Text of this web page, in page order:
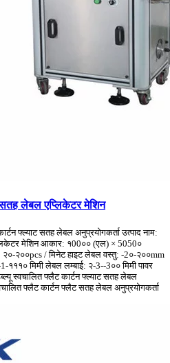
लेबल एप्लिकेटर मेशिन
फ्ल्याट सतह लेबल अनुप्रयोगकर्ता उत्पाद नाम:
मेशिन आकार: १00०० (एल) × 5050०
२००pcs / मिनेट हाइट लेबल वस्तु: -2०-२००mm
१११० मिमी लेबल लम्बाई: २-3--3०० मिमी पावर
स्वचालित फ्लैट कार्टन फ्ल्याट सतह लेबल
फ्लैट कार्टन फ्लैट सतह लेबल अनुप्रयोगकर्ता